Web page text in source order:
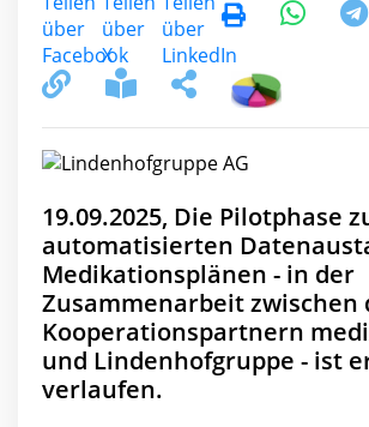
19.09.2025, Die Pilotphase
automatisierten
Medikationsplänen - in der
Zusammenarbeit zwischen
Kooperationspartnern
und Lindenhofgruppe - ist
verlaufen.